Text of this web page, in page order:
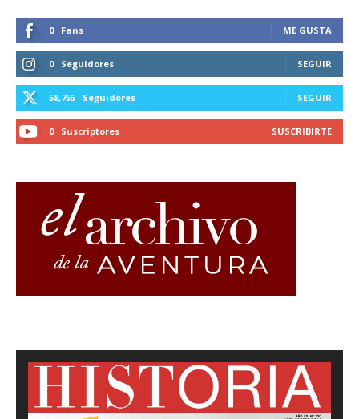
0 Fans ME GUSTA
0 Seguidores SEGUIR
58,755 Seguidores SEGUIR
0 Suscriptores SUSCRIBIRTE